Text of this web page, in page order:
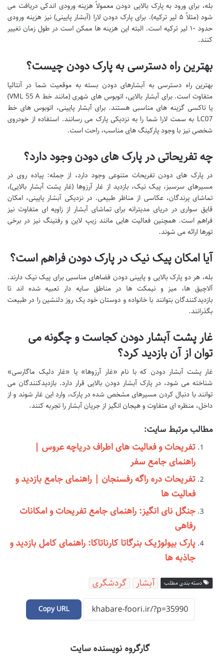
بله، برای ورود به پارک بالایی دودن معمولاً هزینه ورودی اندکی دریافت می
شود (مثلاً ۵ لیر ترکیه). برای پارک دودن لارا (آبشار پایینی) نیز هزینه ورودی
حدود ۱۰ لیر ترکیه است. البته این هزینه ها ممکن است در طول زمان تغییر
کنند.
بهترین راه دسترسی به پارک دودن چیست؟
بهترین راه دسترسی به آبشارهای دودن بسته به موقعیت شما در آنتالیا
متفاوت است. برای آبشار بالایی، اتوبوس های شهری (مانند خط VML 55 A)
یا تاکسی گزینه های مناسبی هستند. برای آبشار پایینی، اتوبوس های خط
LC07 به سمت لارا شما را به نزدیکی پارک می رسانند. استفاده از خودروی
شخصی نیز با وجود پارکینگ های مناسب، راحت است.
چه تفریحاتی در پارک های دودن وجود دارد؟
در پارک های دودن تفریحات متنوعی وجود دارد، از جمله: پیاده روی در
مسیرهای سرسبز، پیک نیک، بازدید از غار آرزوها (غار پشت آبشار بالایی)،
تماشای پرندگان، عکاسی از مناظر طبیعی. در نزدیکی آبشار پایینی، امکان
قایق سواری در دریای مدیترانه برای تماشای آبشار از زاویه ای متفاوت نیز
فراهم است. همچنین فعالیت هایی مانند زیپ لاین و رفتینگ نیز در برخی
تورها ارائه می شوند.
آیا امکان پیک نیک در پارک دودن فراهم است؟
بله، هر دو پارک بالایی و پایینی دودن فضاهای مناسبی برای پیک نیک دارند.
آلاچیق ها، میز و نیمکت ها در مناطق سایه دار تعبیه شده اند تا
بازدیدکنندگان بتوانند با خانواده و دوستان خود یک روز دلنشین را در طبیعت
بگذرانند.
غار پشت آبشار دودن کجاست و چگونه می
توان از آن بازدید کرد؟
غار پشت آبشار دودن که با نام «غار آرزوها» یا «غار دلیک ماگارسی»
شناخته می شود، در پارک آبشار دودن بالایی قرار دارد. بازدیدکنندگان می
توانند با دنبال کردن مسیرهای مشخص شده در پارک، وارد این غار شوند و از
داخل، منظره ای متفاوت و هیجان انگیز از جریان آبشار را تجربه کنند.
مطالب مرتبط سایت:
تفریحات و فعالیت های اطراف دریاچه عروس |
راهنمای جامع سفر
تفریحات دره راگه رفسنجان | راهنمای جامع بازدید و
فعالیت ها
جنگل نای انگیز: راهنمای جامع تفریحات و امکانات
رفاهی
پارک بیولوژیک بنرگاتا کارناتاکا: راهنمای کامل بازدید و
جاذبه ها
دسته بندی مطلب آبشار گردشگری
Copy URL
گارگروه نویسنده سایت